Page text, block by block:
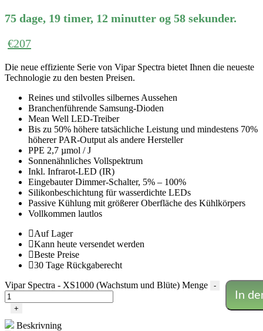
75 dage, 19 timer, 12 minutter og 58 sekunder.
€207
Die neue effiziente Serie von Vipar Spectra bietet Ihnen die neueste
Technologie zu den besten Preisen.
Reines und stilvolles silbernes Aussehen
Branchenführende Samsung-Dioden
Mean Well LED-Treiber
Bis zu 50% höhere tatsächliche Leistung und mindestens 70%
höherer PAR-Output als andere Hersteller
PPE 2,7 µmol / J
Sonnenähnliches Vollspektrum
Inkl. Infrarot-LED (IR)
Eingebauter Dimmer-Schalter, 5% – 100%
Silikonbeschichtung für wasserdichte LEDs
Passive Kühlung mit größerer Oberfläche des Kühlkörpers
Vollkommen lautlos
Auf Lager
Kann heute versendet werden
Beste Preise
30 Tage Rückgaberecht
Vipar Spectra - XS1000 (Wachstum und Blüte) Menge
-
+
In
Beskrivning